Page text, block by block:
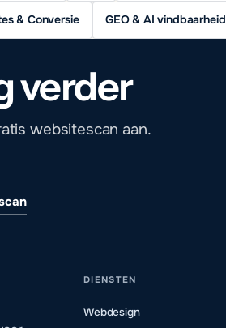
& Conversie GEO & AI vindbaarheid
verder
websitescan aan.
DIENSTEN
Webdesign